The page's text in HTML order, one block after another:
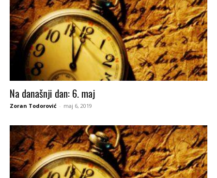
Na današnji dan: 6. maj
Zoran Todorović - maj 6, 2019